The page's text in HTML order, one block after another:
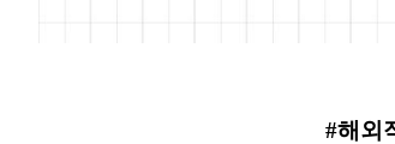
#해외